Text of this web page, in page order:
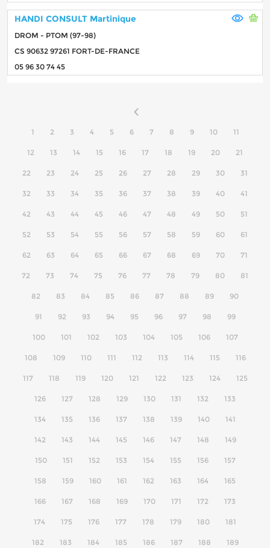
HANDI CONSULT Martinique
DROM - PTOM (97-98)
CS 90632 97261 FORT-DE-FRANCE
05 96 30 74 45
1 2 3 4 5 6 7 8 9 10 11
12 13 14 15 16 17 18 19 20 21
22 23 24 25 26 27 28 29 30 31
32 33 34 35 36 37 38 39 40 41
42 43 44 45 46 47 48 49 50 51
52 53 54 55 56 57 58 59 60 61
62 63 64 65 66 67 68 69 70 71
72 73 74 75 76 77 78 79 80 81
82 83 84 85 86 87 88 89 90
91 92 93 94 95 96 97 98 99
100 101 102 103 104 105 106 107
108 109 110 111 112 113 114 115 116
117 118 119 120 121 122 123 124 125
126 127 128 129 130 131 132 133
134 135 136 137 138 139 140 141
142 143 144 145 146 147 148 149
150 151 152 153 154 155 156 157
158 159 160 161 162 163 164 165
166 167 168 169 170 171 172 173
174 175 176 177 178 179 180 181
182 183 184 185 186 187 188 189